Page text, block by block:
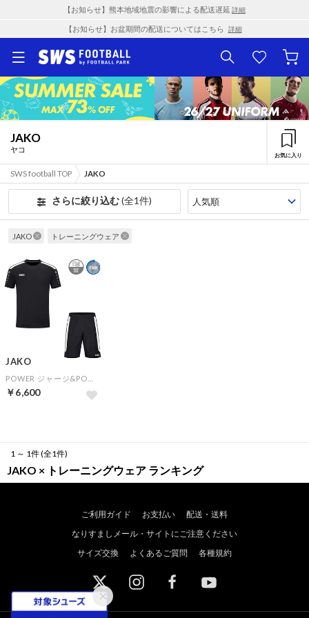
【お知らせ】熊本地域地震の影響による配送遅延 詳細
【お知らせ】お盆期間の配送についてはこちら 詳細
JAKO
ヤコ
お気に入り
SWS football TOP JAKO
さらに絞り込む(全1件)
JAKO トレーニングウェア
JAKO
￥6,600
1 ～ 1件 (全1件)
JAKO × トレーニングウェア ランキング
ご利用ガイド お支払い
配送・送料
なりすましメール・サイトにご注意ください
サイズ交換
よくあるご質問 各種規約